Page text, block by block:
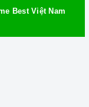
Best Việt Nam